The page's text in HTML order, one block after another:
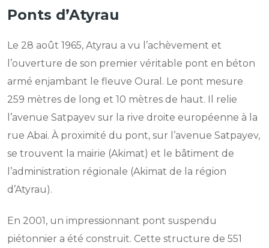
Ponts d’Atyrau
Le 28 août 1965, Atyrau a vu l’achèvement et
l’ouverture de son premier véritable pont en béton
armé enjambant le fleuve Oural. Le pont mesure
259 mètres de long et 10 mètres de haut. Il relie
l’avenue Satpayev sur la rive droite européenne à la
rue Abai. À proximité du pont, sur l’avenue Satpayev,
se trouvent la mairie (Akimat) et le bâtiment de
l’administration régionale (Akimat de la région
d’Atyrau).
En 2001, un impressionnant pont suspendu
piétonnier a été construit. Cette structure de 551